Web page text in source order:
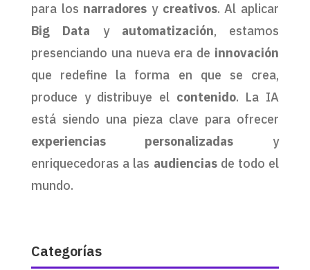
para los narradores y creativos. Al aplicar
Big Data y automatización, estamos
presenciando una nueva era de innovación
que redefine la forma en que se crea,
produce y distribuye el contenido. La IA
está siendo una pieza clave para ofrecer
experiencias personalizadas y
enriquecedoras a las audienciasde todo el
mundo.
Categorías